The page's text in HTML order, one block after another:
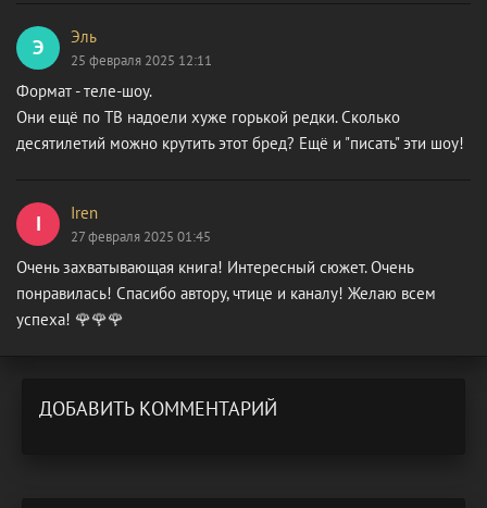
Э Эль
25 февраля 2025 12:11
Формат - теле-шоу.
Они ещё по ТВ надоели хуже горькой редки. Сколько
десятилетий можно крутить этот бред? Ещё и "писать" эти шоу!
I Iren
27 февраля 2025 01:45
Очень захватывающая книга! Интересный сюжет. Очень
понравилась! Спасибо автору, чтице и каналу! Желаю всем
успеха! 🌹🌹🌹
ДОБАВИТЬ КОММЕНТАРИЙ